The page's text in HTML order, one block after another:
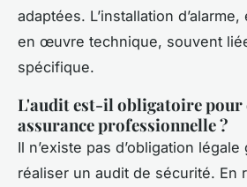
adaptées. L’installation
en œuvre technique, souvent
spécifique.
L'audit est-il obligatoire pour
assurance professionnelle ?
Il n’existe pas d’obligation
réaliser un audit de sécurité. En